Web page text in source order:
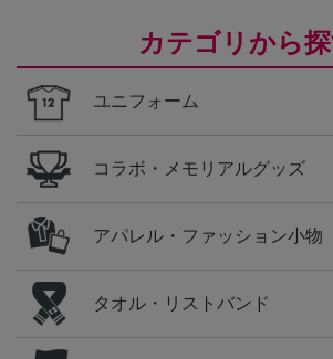
カテゴリから
ユニフォーム
コラボ・メモリアルグッズ
アパレル・ファッション小物
タオル・リストバンド